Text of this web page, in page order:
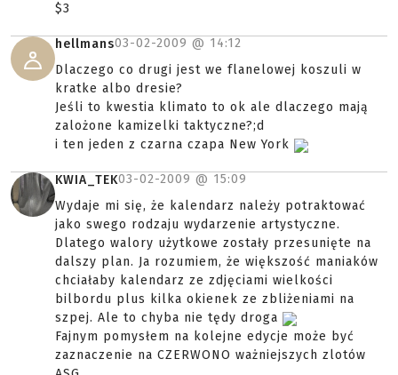
$3
hellmans03-02-2009 @ 14:12
Dlaczego co drugi jest we flanelowej koszuli w
kratke albo dresie?
Jeśli to kwestia klimato to ok ale dlaczego mają
zalożone kamizelki taktyczne?;d
i ten jeden z czarna czapa New York
KWIA_TEK03-02-2009 @ 15:09
Wydaje mi się, że kalendarz należy potraktować
jako swego rodzaju wydarzenie artystyczne.
Dlatego walory użytkowe zostały przesunięte na
dalszy plan. Ja rozumiem, że większość maniaków
chciałaby kalendarz ze zdjęciami wielkości
bilbordu plus kilka okienek ze zbliżeniami na
szpej. Ale to chyba nie tędy droga
Fajnym pomysłem na kolejne edycje może być
zaznaczenie na CZERWONO ważniejszych zlotów